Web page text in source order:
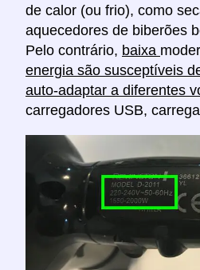
de calor (ou frio), como
aquecedores de biberões
Pelo contrário, baixa
energia são susceptíveis
auto-adaptar a diferentes
carregadores USB,